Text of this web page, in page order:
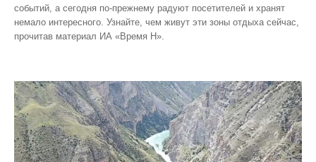
событий, а сегодня по‑прежнему радуют посетителей и хранят
немало интересного. Узнайте, чем живут эти зоны отдыха сейчас,
прочитав материал ИА «Время Н».